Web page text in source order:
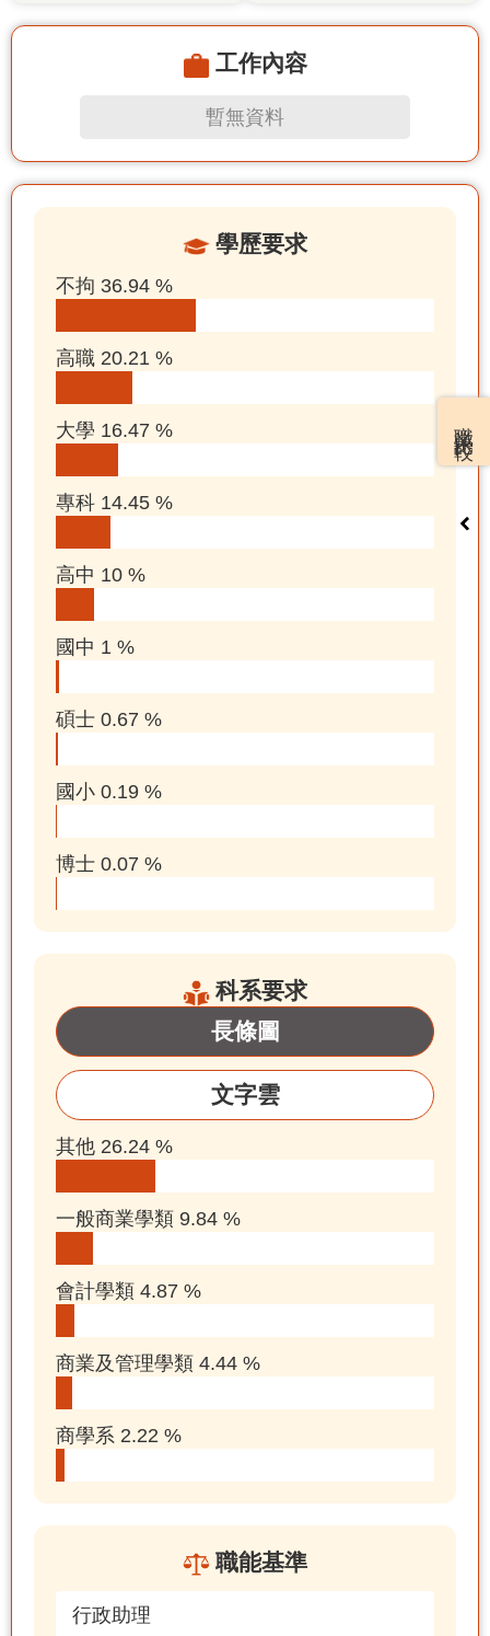
工作內容
暫無資料
學歷要求
不拘 36.94 %
高職 20.21 %
大學 16.47 %
專科 14.45 %
高中 10 %
國中 1 %
碩士 0.67 %
國小 0.19 %
博士 0.07 %
科系要求
長條圖
文字雲
其他 26.24 %
一般商業學類 9.84 %
會計學類 4.87 %
商業及管理學類 4.44 %
商學系 2.22 %
職能基準
行政助理